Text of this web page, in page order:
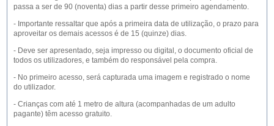
passa a ser de 90 (noventa) dias a partir desse primeiro agendamento.
- Importante ressaltar que após a primeira data de utilização, o prazo para
aproveitar os demais acessos é de 15 (quinze) dias.
- Deve ser apresentado, seja impresso ou digital, o documento oficial de
todos os utilizadores, e também do responsável pela compra.
- No primeiro acesso, será capturada uma imagem e registrado o nome
do utilizador.
- Crianças com até 1 metro de altura (acompanhadas de um adulto
pagante) têm acesso gratuito.